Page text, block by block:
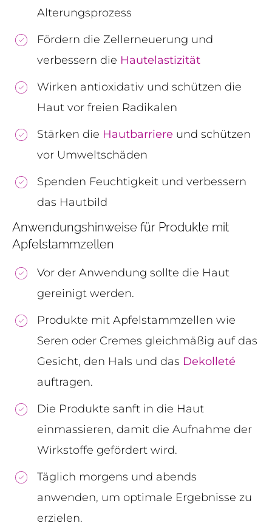
Alterungsprozess
Fördern die Zellerneuerung und
verbessern die Hautelastizität
Wirken antioxidativ und schützen die
Haut vor freien Radikalen
Stärken die Hautbarriere und schützen
vor Umweltschäden
Spenden Feuchtigkeit und verbessern
das Hautbild
Anwendungshinweise für Produkte mit
Apfelstammzellen
Vor der Anwendung sollte die Haut
gereinigt werden.
Produkte mit Apfelstammzellen wie
Seren oder Cremes gleichmäßig auf das
Gesicht, den Hals und das Dekolleté
auftragen.
Die Produkte sanft in die Haut
einmassieren, damit die Aufnahme der
Wirkstoffe gefördert wird.
Täglich morgens und abends
anwenden, um optimale Ergebnisse zu
erzielen.